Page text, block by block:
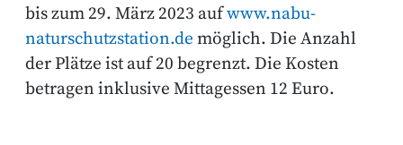
bis zum 29. März 2023 aufwww.nabu-
naturschutzstation.de möglich. Die Anzahl
der Plätze ist auf 20 begrenzt. Die Kosten
betragen inklusive Mittagessen 12 Euro.